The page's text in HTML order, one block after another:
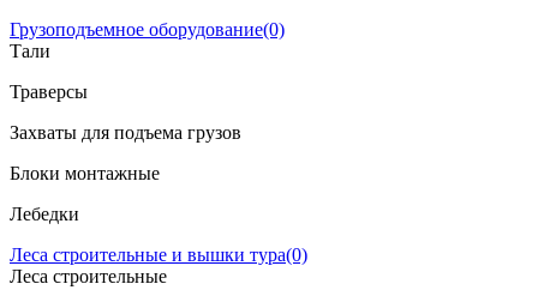
Грузоподъемное оборудование(0)
Тали
Траверсы
Захваты для подъема грузов
Блоки монтажные
Лебедки
Леса строительные и вышки тура(0)
Леса строительные